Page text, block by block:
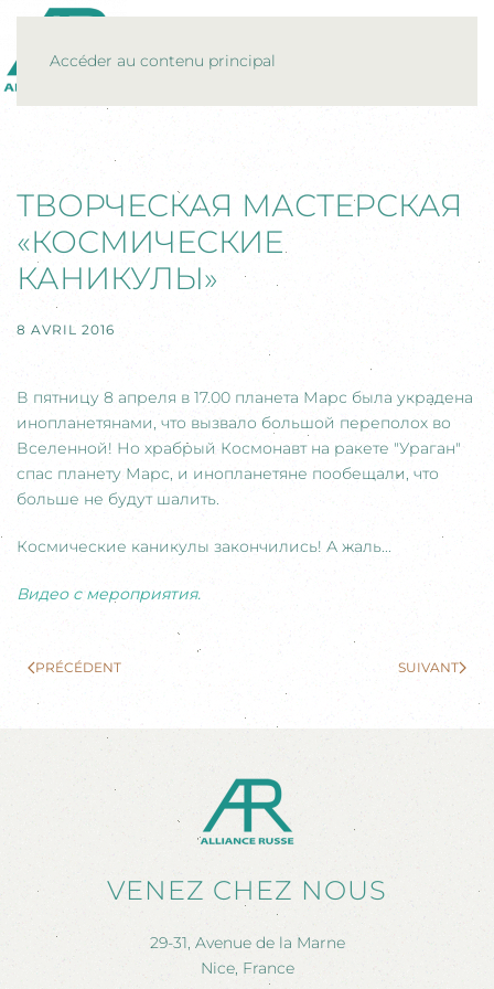
Accéder au contenu principal
ТВОРЧЕСКАЯ МАСТЕРСКАЯ
«КОСМИЧЕСКИЕ
КАНИКУЛЫ»
8 AVRIL 2016
В пятницу 8 апреля в 17.00 планета Марс была украдена
инопланетянами, что вызвало большой переполох во
Вселенной! Но храбрый Космонавт на ракете "Ураган"
спас планету Марс, и инопланетяне пообещали, что
больше не будут шалить.
Космические каникулы закончились! А жаль...
Видео с мероприятия.
PRÉCÉDENT SUIVANT
VENEZ CHEZ NOUS
29-31, Avenue de la Marne
Nice, France